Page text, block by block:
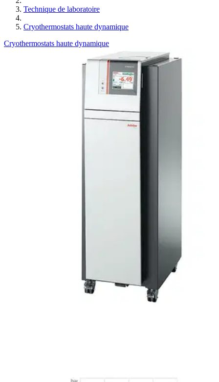
Technique de laboratoire
Cryothermostats haute dynamique
Cryothermostats haute dynamique